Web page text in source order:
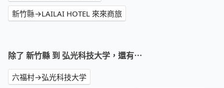
新竹縣→LAILAI HOTEL 來來商旅
除了 新竹縣 到 弘光科技大学，還有⋯
六福村→弘光科技大学